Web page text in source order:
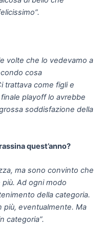
volte che lo vedevamo a
cosa
trattava come figli e
playoff lo avrebbe
soddisfazione della
quest’anno?
ma sono convinto che
Ad ogni modo
della categoria.
eventualmente. Ma
categoria”.